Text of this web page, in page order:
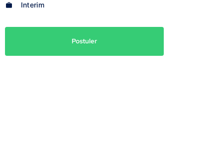
Interim
Postuler